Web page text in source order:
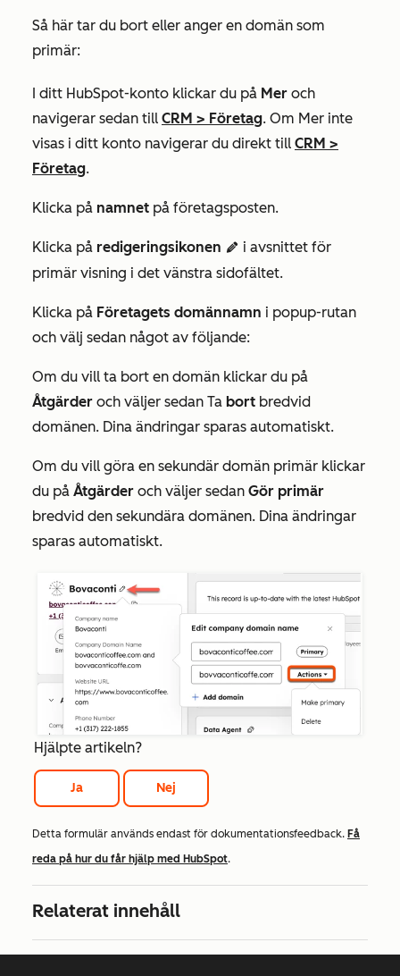
Så här tar du bort eller anger en domän som
primär:
I ditt HubSpot-konto klickar du på Mer och
navigerar sedan till CRM > Företag. Om Mer inte
visas i ditt konto navigerar du direkt till CRM >
Företag.
Klicka på namnet på företagsposten.
Klicka på redigeringsikonen editIcon i avsnittet för
primär visning i det vänstra sidofältet.
Klicka på Företagets domännamn i popup-rutan
och välj sedan något av följande:
Om du vill ta bort en domän klickar du på
Åtgärder och väljer sedan Ta bort bredvid
domänen. Dina ändringar sparas automatiskt.
Om du vill göra en sekundär domän primär klickar
du på Åtgärder och väljer sedan Gör primär
bredvid den sekundära domänen. Dina ändringar
sparas automatiskt.
Hjälpte artikeln?
Ja Nej
Detta formulär används endast för dokumentationsfeedback. Få
reda på hur du får hjälp med HubSpot.
Relaterat innehåll